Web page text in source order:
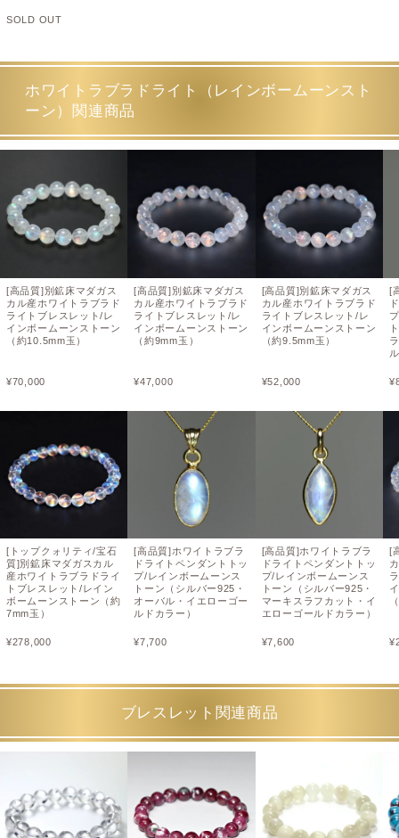
SOLD OUT
ホワイトラブラドライト（レインボームーンスト
ーン）関連商品
[高品質]別鉱床マダガス
カル産ホワイトラブラド
ライトブレスレット/レ
インボームーンストーン
（約10.5mm玉）
¥70,000
[トップクォリティ/宝石
質]別鉱床マダガスカル
産ホワイトラブラドライ
トブレスレット/レイン
ボームーンストーン（約
7mm玉）
¥278,000
[高品質]別鉱床マダガス
カル産ホワイトラブラド
ライトブレスレット/レ
インボームーンストーン
（約9mm玉）
¥47,000
[高品質]ホワイトラブラ
ドライトペンダントトッ
プ/レインボームーンス
トーン（シルバー925・
オーバル・イエローゴー
ルドカラー）
¥7,700
[高品質]別鉱床マダガス
カル産ホワイトラブラド
ライトブレスレット/レ
インボームーンストーン
（約9.5mm玉）
¥52,000
[高品質]ホワイトラブラ
ドライトペンダントトッ
プ/レインボームーンス
トーン（シルバー925・
マーキスラフカット・イ
エローゴールドカラー）
¥7,600
[
¥
[
¥
ブレスレット関連商品